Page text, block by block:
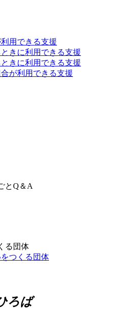
用できる支援
きに利用できる支援
きに利用できる支援
が利用できる支援
とQ＆A
る団体
つくる団体